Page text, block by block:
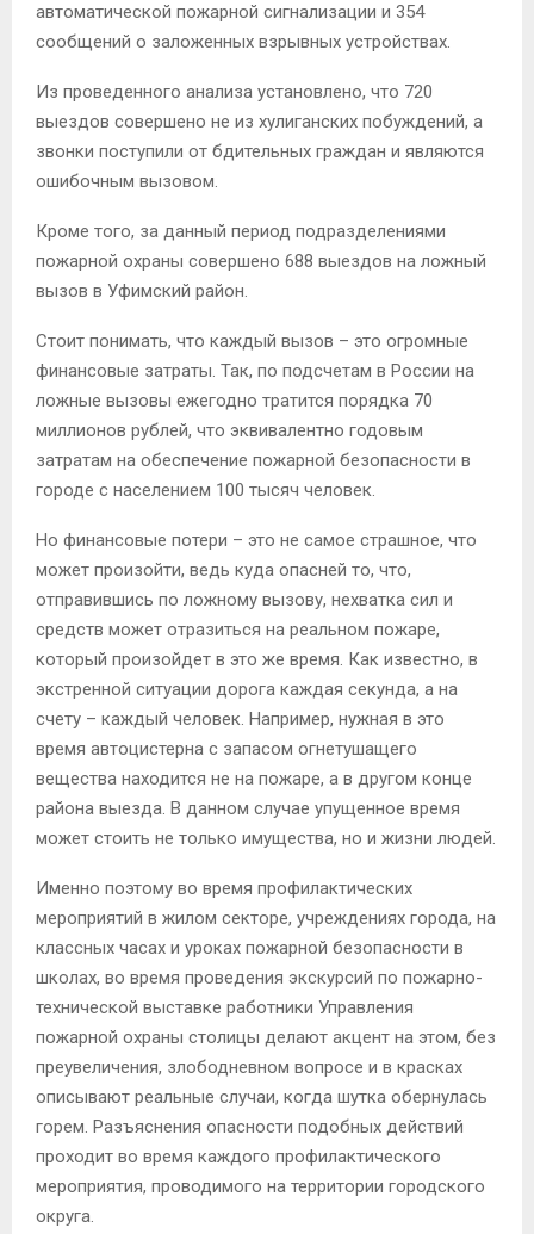
автоматической пожарной сигнализации и 354
сообщений о заложенных взрывных устройствах.
Из проведенного анализа установлено, что 720
выездов совершено не из хулиганских побуждений, а
звонки поступили от бдительных граждан и являются
ошибочным вызовом.
Кроме того, за данный период подразделениями
пожарной охраны совершено 688 выездов на ложный
вызов в Уфимский район.
Стоит понимать, что каждый вызов – это огромные
финансовые затраты. Так, по подсчетам в России на
ложные вызовы ежегодно тратится порядка 70
миллионов рублей, что эквивалентно годовым
затратам на обеспечение пожарной безопасности в
городе с населением 100 тысяч человек.
Но финансовые потери – это не самое страшное, что
может произойти, ведь куда опасней то, что,
отправившись по ложному вызову, нехватка сил и
средств может отразиться на реальном пожаре,
который произойдет в это же время. Как известно, в
экстренной ситуации дорога каждая секунда, а на
счету – каждый человек. Например, нужная в это
время автоцистерна с запасом огнетушащего
вещества находится не на пожаре, а в другом конце
района выезда. В данном случае упущенное время
может стоить не только имущества, но и жизни людей.
Именно поэтому во время профилактических
мероприятий в жилом секторе, учреждениях города, на
классных часах и уроках пожарной безопасности в
школах, во время проведения экскурсий по пожарно-
технической выставке работники Управления
пожарной охраны столицы делают акцент на этом, без
преувеличения, злободневном вопросе и в красках
описывают реальные случаи, когда шутка обернулась
горем. Разъяснения опасности подобных действий
проходит во время каждого профилактического
мероприятия, проводимого на территории городского
округа.